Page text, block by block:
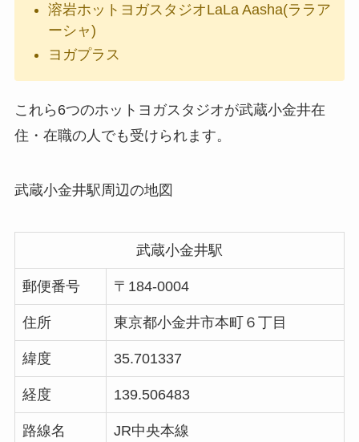
溶岩ホットヨガスタジオLaLa Aasha(ララア
ーシャ)
ヨガプラス
これら6つのホットヨガスタジオが武蔵小金井在
住・在職の人でも受けられます。
武蔵小金井駅周辺の地図
武蔵小金井駅
郵便番号 〒184-0004
住所 東京都小金井市本町６丁目
緯度 35.701337
経度 139.506483
路線名 JR中央本線